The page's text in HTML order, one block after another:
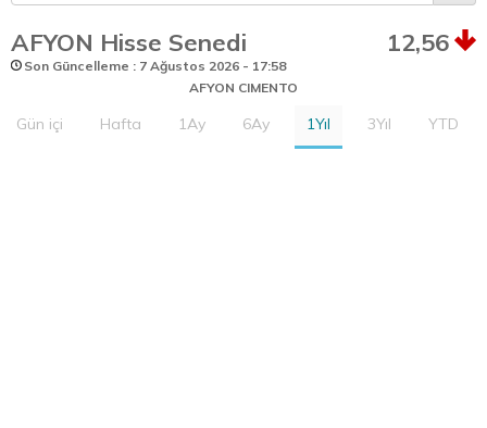
AFYON Hisse Senedi 12,56
Son Güncelleme : 7 Ağustos 2026 - 17:58
AFYON CIMENTO
Gün içi Hafta 1Ay 6Ay 1Yıl 3Yıl YTD